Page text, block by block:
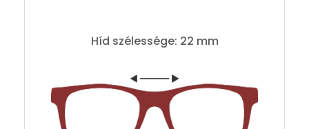
Híd szélessége: 22 mm